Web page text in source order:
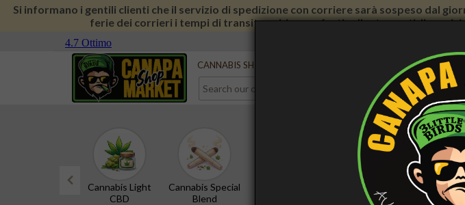
Si informano i gentili clienti che il servizio di spedizione con corriere sarà sospeso dal
ferie dei corrieri i tempi di transito subiranno forti rallentamenti. Il
Serve aiuto?
CANNABIS SHOP PERSONAL CARE
Cannabis Light
CBD
Cannabis Special
Blend
Hashish Special
Blend
Active